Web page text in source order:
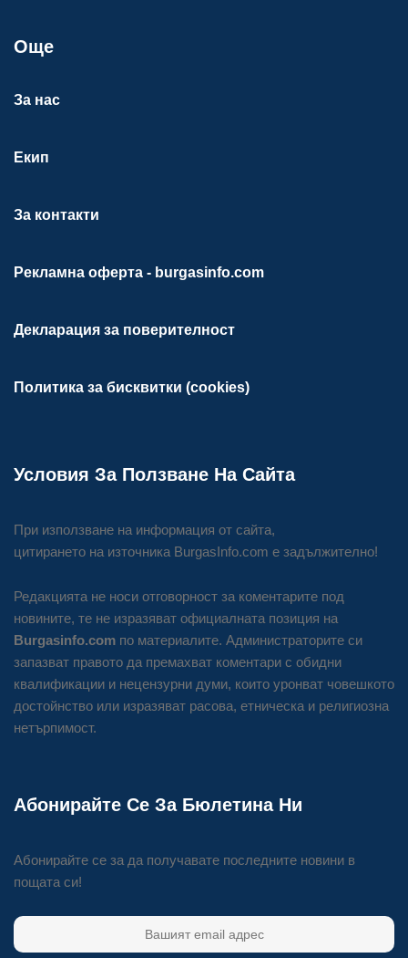
Още
За нас
Екип
За контакти
Рекламна оферта - burgasinfo.com
Декларация за поверителност
Политика за бисквитки (cookies)
Условия За Ползване На Сайта
При използване на информация от сайта,
цитирането на източника BurgasInfo.com е задължително!
Редакцията не носи отговорност за коментарите под
новините, те не изразяват официалната позиция на
Burgasinfo.com по материалите. Администраторите си
запазват правото да премахват коментари с обидни
квалификации и нецензурни думи, които уронват човешкото
достойнство или изразяват расова, етническа и религиозна
нетърпимост.
Абонирайте Се За Бюлетина Ни
Абонирайте се за да получавате последните новини в
пощата си!